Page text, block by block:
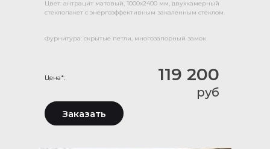
119 200
руб
Цена*:
Цвет: антрацит матовый, 1000х2400 мм, двухкамерный
стеклопакет с энергоэффективным закаленным стеклом.
Фурнитура: скрытые петли, многозапорный замок.
Заказать